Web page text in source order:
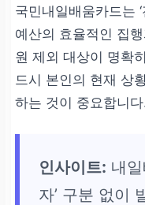
국민내일배움카드는
예산의 효율적인 집
원 제외 대상이 명확
드시 본인의 현재 상
하는 것이 중요합니
인사이트: 내
자’ 구분 없이